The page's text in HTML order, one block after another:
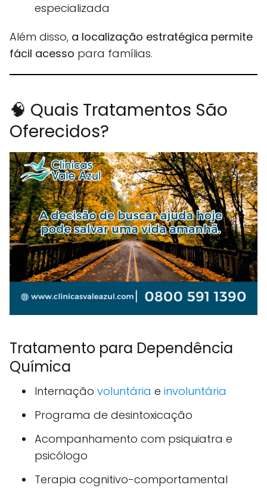
especializada
Além disso, a localização estratégica permite
fácil acesso para famílias.
🧠 Quais Tratamentos São
Oferecidos?
Tratamento para Dependência
Química
Internação voluntária e involuntária
Programa de desintoxicação
Acompanhamento com psiquiatra e
psicólogo
Terapia cognitivo-comportamental